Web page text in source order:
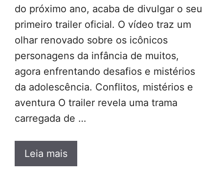
do próximo ano, acaba de divulgar o seu
primeiro trailer oficial. O vídeo traz um
olhar renovado sobre os icônicos
personagens da infância de muitos,
agora enfrentando desafios e mistérios
da adolescência. Conflitos, mistérios e
aventura O trailer revela uma trama
carregada de …
Leia mais